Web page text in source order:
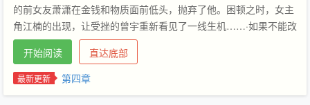
的前女友萧潇在金钱和物质面前低头，抛弃了他。困顿之时，女主
角江楠的出现，让受挫的曾宇重新看见了一线生机……·如果不能改
变这个社会，那就改变自己。同时，要在自己的心里画一条底线。·
一生所爱，谁都希望有一个。但是在这纷纷扰扰，混杂了各种欲念
的红尘之中，一生所爱何其难寻也。爱也好，恨也罢，都是经历。
…
开始阅读 直达底部
最新更新 第四章